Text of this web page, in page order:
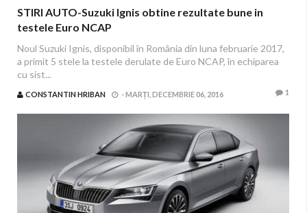
STIRI AUTO-Suzuki Ignis obtine rezultate bune in
testele Euro NCAP
Noul Suzuki Ignis, disponibil în România din luna februarie 2017,
a primit 5 stele la testele derulate de Euro NCAP, în echiparea
cu sist...
CONSTANTIN HRIBAN -MARȚI, DECEMBRIE 06, 2016 1